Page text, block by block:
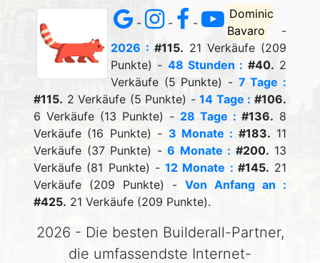
- - -
Dominic
Bavaro
-
2026 : #115. 21 Verkäufe (209
Punkte) - 48 Stunden : #40. 2
Verkäufe (5 Punkte) - 7 Tage :
#115. 2 Verkäufe (5 Punkte) -14 Tage : #106.
6 Verkäufe (13 Punkte) - 28 Tage : #136. 8
Verkäufe (16 Punkte) - 3 Monate : #183. 11
Verkäufe (37 Punkte) - 6 Monate : #200. 13
Verkäufe (81 Punkte) - 12 Monate : #145. 21
Verkäufe (209 Punkte) - Von Anfang an :
#425. 21 Verkäufe (209 Punkte).
2026 - Die besten Builderall-Partner,
die umfassendste Internet-